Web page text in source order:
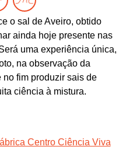
o sal de Aveiro, obtido
ainda hoje presente nas
uma experiência única,
na observação da
fim produzir sais de
ciência à mistura.
Centro Ciência Viva